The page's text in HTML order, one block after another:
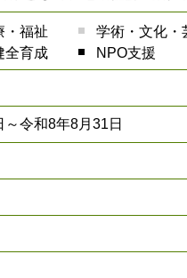
・福祉
学術・文化・
全育成
NPO支援
令和8年8月31日